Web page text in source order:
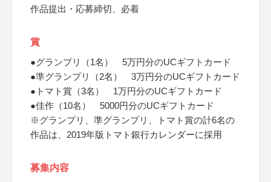
作品提出・応募締切、必着
賞
●グランプリ（1名） 5万円分のUCギフトカード
●準グランプリ（2名） 3万円分のUCギフトカード
●トマト賞（3名） 1万円分のUCギフトカード
●佳作（10名） 5000円分のUCギフトカード
※グランプリ、準グランプリ、トマト賞の計6名の
作品は、2019年版トマト銀行カレンダーに採用
募集内容